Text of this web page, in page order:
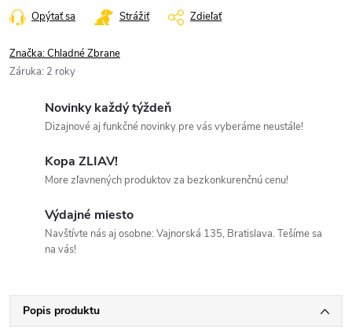
Opýtať sa Strážiť Zdieľať
Značka:Chladné Zbrane
Záruka: 2 roky
Novinky každý týždeň
Dizajnové aj funkčné novinky pre vás vyberáme neustále!
Kopa ZLIAV!
More zľavnených produktov za bezkonkurenčnú cenu!
Výdajné miesto
Navštívte nás aj osobne: Vajnorská 135, Bratislava. Tešíme sa
na vás!
Popis produktu